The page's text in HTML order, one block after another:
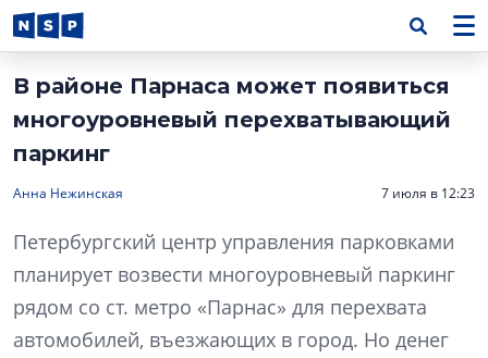
В районе Парнаса может появиться
многоуровневый перехватывающий
паркинг
Анна Нежинская 7 июля в 12:23
Петербургский центр управления парковками
планирует возвести многоуровневый паркинг
рядом со ст. метро «Парнас» для перехвата
автомобилей, въезжающих в город. Но денег